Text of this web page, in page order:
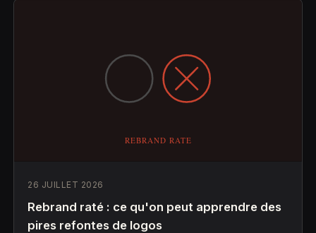
26 JUILLET 2026
Rebrand raté : ce qu'on peut apprendre des
pires refontes de logos